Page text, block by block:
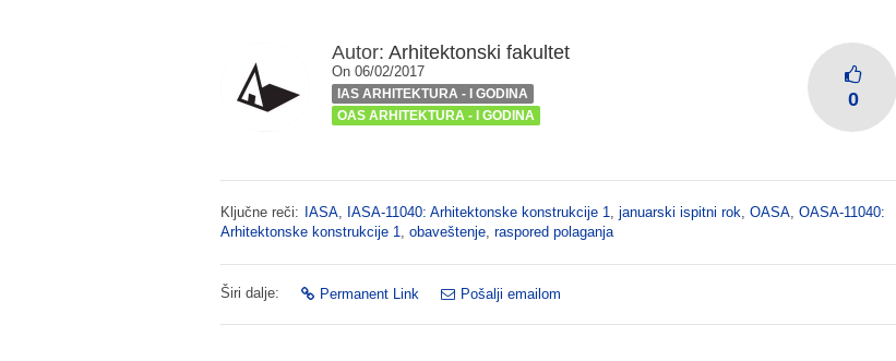
Autor: Arhitektonski fakultet
On 06/02/2017
IAS ARHITEKTURA - I GODINA
OAS ARHITEKTURA - I GODINA
0
Ključne reči: IASA, IASA-11040: Arhitektonske konstrukcije 1, januarski ispitni rok, OASA, OASA-11040:
Arhitektonske konstrukcije 1, obaveštenje, raspored polaganja
Širi dalje: Permanent Link Pošalji emailom